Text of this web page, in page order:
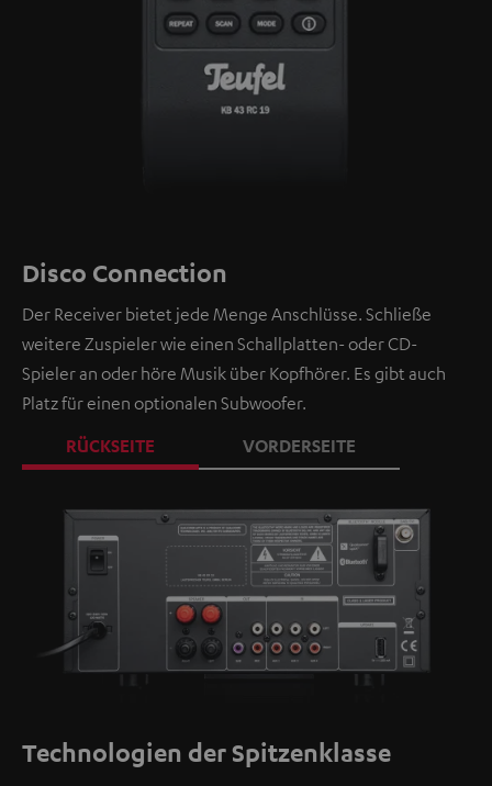
Disco Connection
Der Receiver bietet jede Menge Anschlüsse. Schließe
weitere Zuspieler wie einen Schallplatten- oder CD-
Spieler an oder höre Musik über Kopfhörer. Es gibt auch
Platz für einen optionalen Subwoofer.
RÜCKSEITE
VORDERSEITE
Technologien der Spitzenklasse